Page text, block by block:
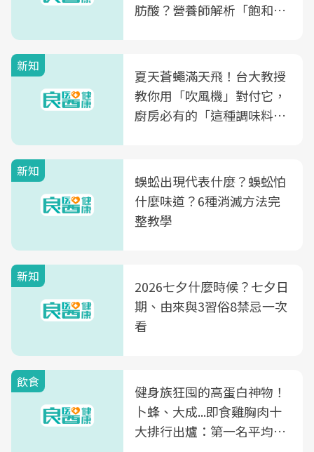
肪酸？營養師解析「飽和脂
新知
夏天蒼蠅滿天飛！台大教授
教你用「吹風機」對付它，
廚房必有的「這種調味料」
新知
蜈蚣出現代表什麼？蜈蚣怕
什麼味道？6種消滅方法完
整教學
新知
2026七夕什麼時候？七夕日
期、由來與3習俗8禁忌一次
看
飲食
健身族狂囤的高蛋白神物！
卜蜂、大成...即食雞胸肉十
大排行出爐：第一名平均一